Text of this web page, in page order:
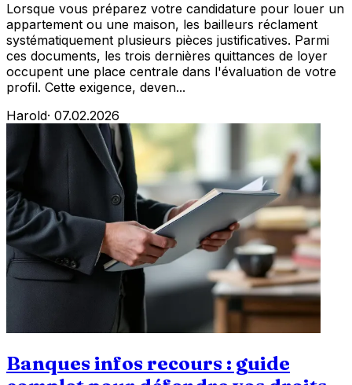
Lorsque vous préparez votre candidature pour louer un
appartement ou une maison, les bailleurs réclament
systématiquement plusieurs pièces justificatives. Parmi
ces documents, les trois dernières quittances de loyer
occupent une place centrale dans l'évaluation de votre
profil. Cette exigence, deven...
Harold· 07.02.2026
Banques infos recours : guide